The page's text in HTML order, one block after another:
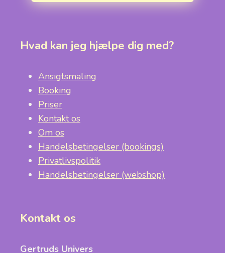
Hvad kan jeg hjælpe dig med?
Ansigtsmaling
Booking
Priser
Kontakt os
Om os
Handelsbetingelser (bookings)
Privatlivspolitik
Handelsbetingelser (webshop)
Kontakt os
Gertruds Univers